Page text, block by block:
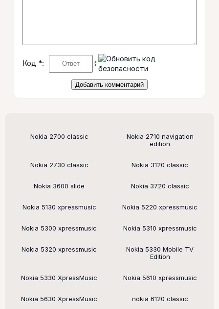
Код *:
Поддерживаемые модели
Nokia 2700 classic
Nokia 2710 navigation
edition
Nokia 2730 classic Nokia 3120 classic
Nokia 3600 slide Nokia 3720 classic
Nokia 5130 xpressmusic Nokia 5220 xpressmusic
Nokia 5300 xpressmusic Nokia 5310 xpressmusic
Nokia 5320 xpressmusic
Nokia 5330 Mobile TV
Edition
Nokia 5330 XpressMusic Nokia 5610 xpressmusic
Nokia 5630 XpressMusic nokia 6120 classic